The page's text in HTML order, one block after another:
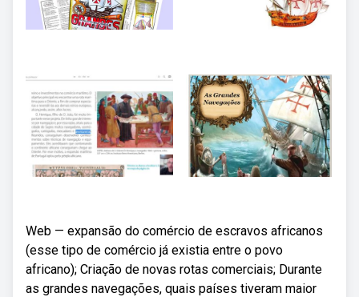
Web — expansão do comércio de escravos africanos
(esse tipo de comércio já existia entre o povo
africano); Criação de novas rotas comerciais; Durante
as grandes navegações, quais países tiveram maior